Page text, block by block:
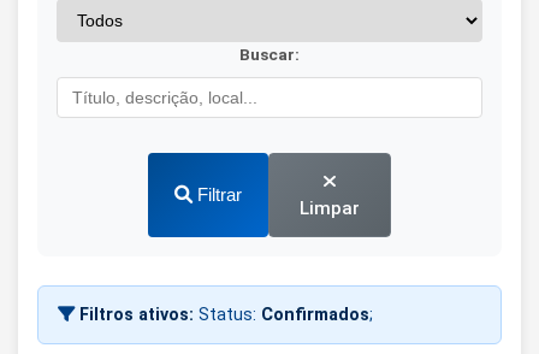
Buscar:
Filtrar
Limpar
Filtros ativos: Status: Confirmados;